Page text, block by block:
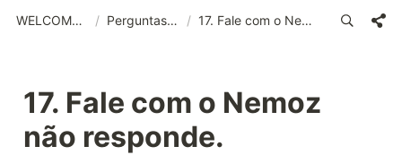
WELCOME (POR)_old / Perguntas frequentes / 17. Fale com o Nemoz não responde.
17. Fale com o Nemoz
não responde.